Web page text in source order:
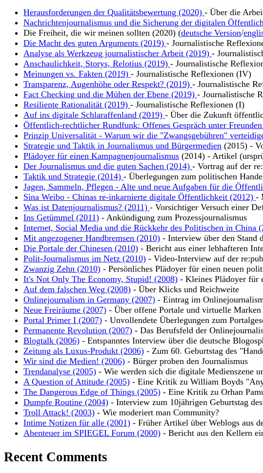
Herausforderungen der Qualitätsbewertung (2020) - Über die
Nachrichtenjournalismus und die Sicherung der digitalen
Die Freiheit, die wir meinen sollten (2020) (deutsche Version/
Die Macht des guten Arguments (2019) - Journalistische
Analyse als Werkzeug journalistischer Arbeit (2019) -
Anschaulichkeit, Storys, Relotius (2019) - Journalistische
Meinungen vs. Fakten (2019) - Journalistische Reflexionen (IV)
Transparenz, Augenhöhe oder Respekt? (2019) - Journalistische
Fact Checking und die Mühen der Ebene (2019) - Journalistische
Resiliente Rationalität (2019) - Journalistische Reflexionen (I)
Auf ins digitale Schlaraffenland (2019) - Über die Zukunft
Öffentlich-rechtlicher Rundfunk: Offenes Gespräch unter
Prinzip Universalität - Warum wir die "Zwangsgebühren"
Strategie und Taktik in Journalismus und Bürgermedien (2015) -
Plädoyer für einen Kampagnenjournalismus (2014) - Artikel
Der Journalismus und die guten Sachen (2014) - Vortrag auf der
Taktik und Strategie (2014) - Überlegungen zum politischen
Jagen, Sammeln, Pflegen - Alte und neue Aufgaben für die
Sina Weibo - Chinas re-inkarnierte digitale Öffentlichkeit (2012) -
Was ist Datenjournalismus? (2011) - Vorsichtiger Versuch einer
Ins Getümmel (2011) - Ankündigung zum Prozessjournalismus
Internet, Social Media und die Rückkehr des Politischen in China
Mit angezogener Handbremsen (2010) - Interview über den Stand
Die Portale der Chinesen (2010) - Bericht aus einer lebhafteren
Polit-Journalismus im Netz (2010) - Video-Interview auf der
Zwanzig Zehn (2010) - Persönliches Plädoyer für einen neuen
It's Not Only The Economy, Stupid! (2008) - Kleines Plädoyer für
Auf dem falschen Weg (2008) - Über Klicks und Reichweite
Onlinejournalism in Germany (2007) - Eintrag im
Neue Freiräume (2007) - Über offene Portale und virtuelle Marken
Portal Primer I (2007) - Unvollendete Überlegungen zum
Permanente Revolution (2007) - Das Berufsfeld der
Blogtalk (2006) - Entspanntes Interview über die deutsche
Zeitung als Luxus-Produkt (2006) - Zum 60. Geburtstag des
Wir sind die Medien! (2006) - Bürger proben den Journalismus
Trendanalyse (2005) - Wie werden sich die digitale Medienszene
A Question of Attitude (2005) - Eine Kritik zu William Boyds
The Dangerous Edge of Things (2005) - Eine Kritik zu Orhan
Dumpfe Routine (2004) - Interview zum 10jährigen Geburtstag
Troll Attack! (2003) - Wie moderiert man Community?
Intime Notizen für alle (2001) - Früher Artikel über Weblogs aus
Abenteuer im SPIEGEL Forum (2000) - Bericht aus den Kellern
Recent Comments